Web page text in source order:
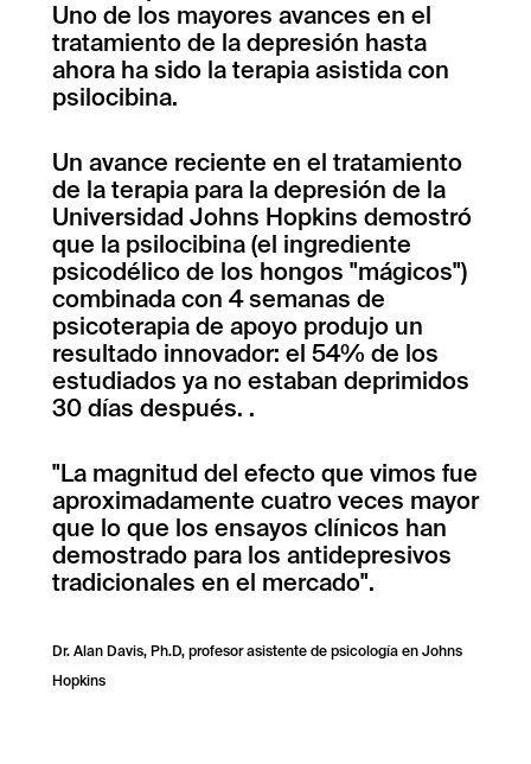
Uno de los mayores avances en el
tratamiento de la depresión hasta
ahora ha sido la terapia asistida con
psilocibina.
Un avance reciente en el tratamiento
de la terapia para la depresión de la
Universidad Johns Hopkins demostró
que la psilocibina (el ingrediente
psicodélico de los hongos "mágicos")
combinada con 4 semanas de
psicoterapia de apoyo produjo un
resultado innovador: el 54% de los
estudiados ya no estaban deprimidos
30 días después. .
"La magnitud del efecto que vimos fue
aproximadamente cuatro veces mayor
que lo que los ensayos clínicos han
demostrado para los antidepresivos
tradicionales en el mercado".
Dr. Alan Davis, Ph.D, profesor asistente de psicología en Johns
Hopkins